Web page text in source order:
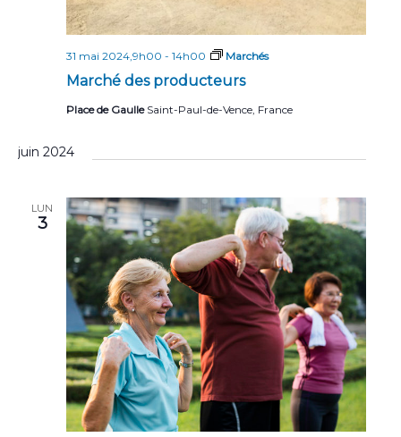
Marché des producteurs
31 mai 2024,9h00 - 14h00 Marchés
Place de Gaulle Saint-Paul-de-Vence, France
juin 2024
LUN
3